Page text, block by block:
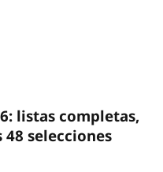
listas completas,
selecciones